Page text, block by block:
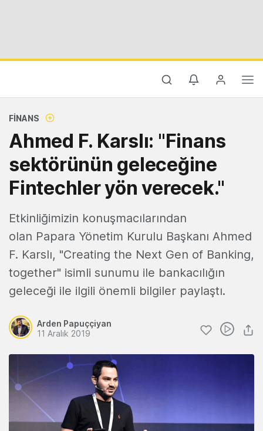
FINANS
Ahmed F. Karslı: "Finans
sektörünün geleceğine
Fintechler yön verecek."
Etkinliğimizin konuşmacılarından
olan Papara Yönetim Kurulu Başkanı Ahmed
F. Karslı, "Creating the Next Gen of Banking,
together" isimli sunumu ile bankacılığın
geleceği ile ilgili önemli bilgiler paylaştı.
Arden Papuççiyan
11 Aralık 2019